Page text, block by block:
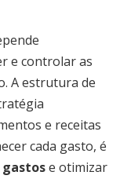
e controlar as
A estrutura de
e receitas
cada gasto, é
e otimizar